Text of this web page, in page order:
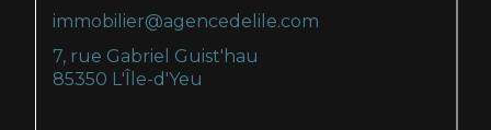
immobilier@agencedelile.com
7, rue Gabriel Guist'hau
85350 L'Île-d'Yeu